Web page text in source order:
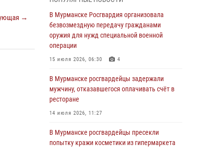
→
пресекли утренний дебош в баре на улице
Карла Маркса
04 августа 2026, 08:54
Морской отряд Северо - Западного округа
образования
03 августа 2026, 12:23 4
дебошира на автозаправочной станции
В Мурманске Росгвардия организовала
безвозмездную передачу гражданами
оружия для нужд специальной военной
операции
15 июля 2026, 06:30 4
В Мурманске росгвардейцы задержали
мужчину, отказавшегося оплачивать счёт в
ресторане
14 июля 2026, 11:27
В Мурманске росгвардейцы пресекли
попытку кражи косметики из гипермаркета